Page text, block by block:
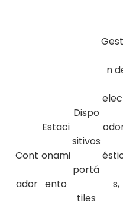
Cont
ador
Estaci
onami
ento
Dispo
sitivos
portá
tiles
n
s,